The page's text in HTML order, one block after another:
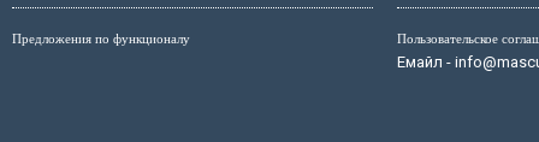
Предложения по функционалу Пользовательское
Емайл -